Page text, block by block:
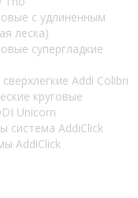
с удлиненным
леска)
супергладкие
Addi Colibri
круговые
Unicorn
система AddiClick
AddiClick